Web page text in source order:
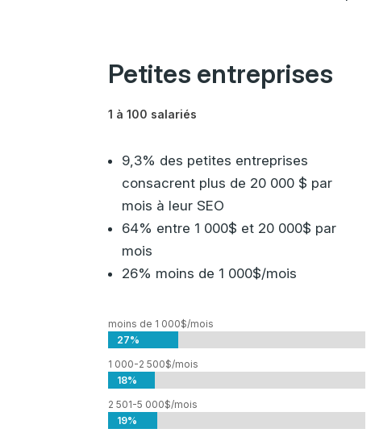
Petites entreprises
1 à 100 salariés
9,3% des petites entreprises
consacrent plus de 20 000 $ par
mois à leur SEO
64% entre 1 000$ et 20 000$ par
mois
26% moins de 1 000$/mois
moins de 1 000$/mois
27%
27%
1 000-2 500$/mois
18%
18%
2 501-5 000$/mois
19%
19%